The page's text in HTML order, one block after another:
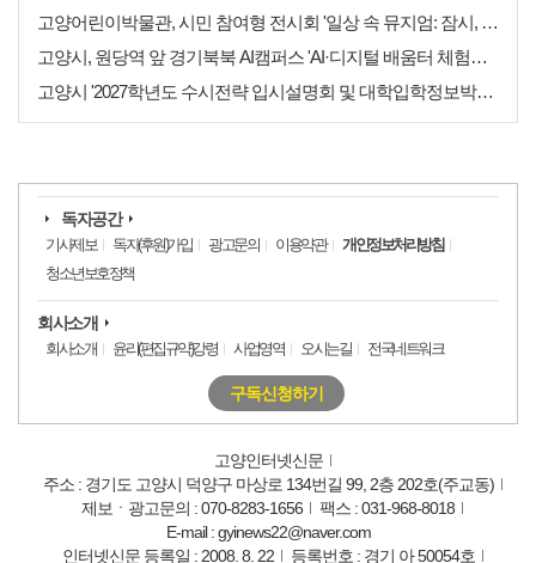
고양어린이박물관, 시민 참여형 전시회 '일상 속 뮤지엄: 잠시, 마음' 8월 개최
고양시, 원당역 앞 경기북북 AI캠퍼스 'AI·디지털 배움터 체험존' 12월까지 운영
고양시 '2027학년도 수시전략 입시설명회 및 대학입학정보박람회' 8일 개최
독자공간
기사제보 독자(후원)가입 광고문의 이용약관
개인정보처리방침
청소년보호정책
회사소개
회사소개 윤리(편집규약)강령 사업영역 오시는길 전국네트워크
구독신청하기
고양인터넷신문
주소 : 경기도 고양시 덕양구 마상로 134번길 99, 2층 202호(주교동)
제보ㆍ광고문의 : 070-8283-1656
팩스 : 031-968-8018
E-mail : gyinews22@naver.com
인터넷신문 등록일 : 2008. 8. 22
등록번호 : 경기 아 50054호